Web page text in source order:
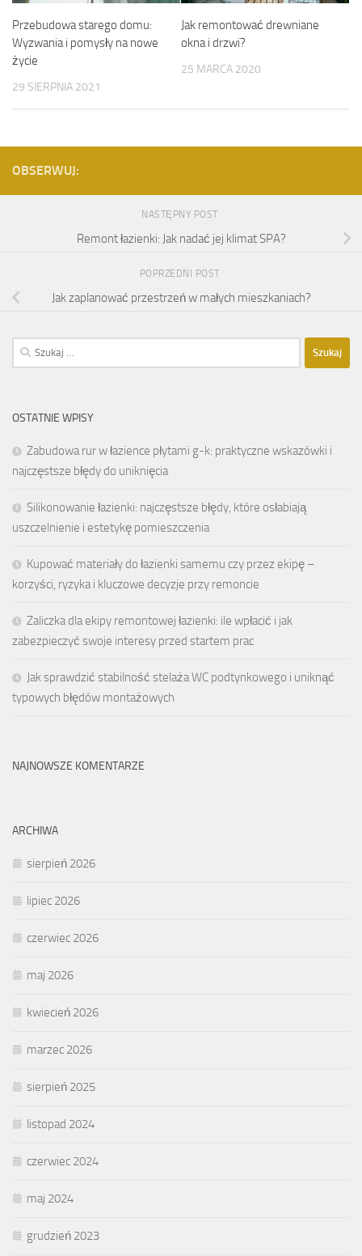
Przebudowa starego domu:
Wyzwania i pomysły na nowe
życie
29 SIERPNIA 2021
Jak remontować drewniane
okna i drzwi?
25 MARCA 2020
OBSERWUJ:
NASTĘPNY POST
Remont łazienki: Jak nadać jej klimat SPA?
POPRZEDNI POST
Jak zaplanować przestrzeń w małych mieszkaniach?
Szukaj:
OSTATNIE WPISY
Zabudowa rur w łazience płytami g-k: praktyczne wskazówki i
najczęstsze błędy do uniknięcia
Silikonowanie łazienki: najczęstsze błędy, które osłabiają
uszczelnienie i estetykę pomieszczenia
Kupować materiały do łazienki samemu czy przez ekipę –
korzyści, ryzyka i kluczowe decyzje przy remoncie
Zaliczka dla ekipy remontowej łazienki: ile wpłacić i jak
zabezpieczyć swoje interesy przed startem prac
Jak sprawdzić stabilność stelaża WC podtynkowego i uniknąć
typowych błędów montażowych
NAJNOWSZE KOMENTARZE
ARCHIWA
sierpień 2026
lipiec 2026
czerwiec 2026
maj 2026
kwiecień 2026
marzec 2026
sierpień 2025
listopad 2024
czerwiec 2024
maj 2024
grudzień 2023